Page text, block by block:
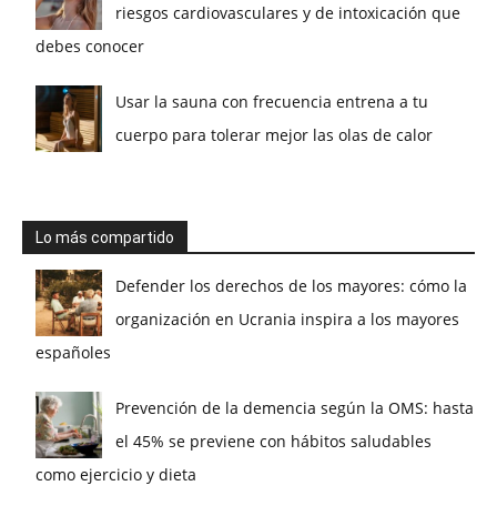
riesgos cardiovasculares y de intoxicación que
debes conocer
Usar la sauna con frecuencia entrena a tu
cuerpo para tolerar mejor las olas de calor
Lo más compartido
Defender los derechos de los mayores: cómo la
organización en Ucrania inspira a los mayores
españoles
Prevención de la demencia según la OMS: hasta
el 45% se previene con hábitos saludables
como ejercicio y dieta